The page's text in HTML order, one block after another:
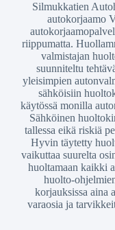
Silmukkatien
autokorjaamo
riippumatta.
valmistajan
suunniteltu
yleisimpien
sähköisiin
käytössä monilla
Sähköinen
tallessa eikä riskiä
Hyvin täytetty
vaikuttaa suurelta
huoltamaan kaikki
huolto-
korjauksissa aina
varaosia ja